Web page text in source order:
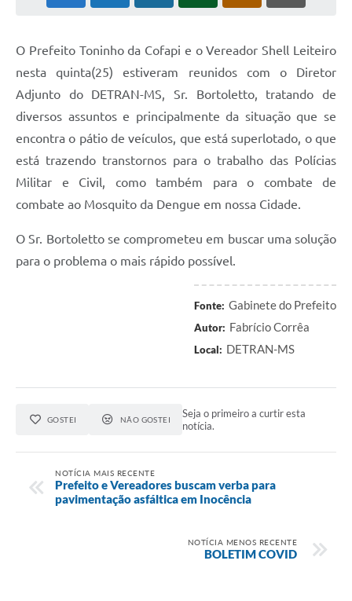
Instrumentos de Gestão - SAÚDE
Recursos Liberados
Plano Estratégico
Empresa Inidônea
LGPD - Governo Digital
licenciamento ambiental
O Prefeito Toninho da Cofapi e o Vereador Shell Leiteiro
nesta quinta(25) estiveram reunidos com o Diretor
Adjunto do DETRAN-MS, Sr. Bortoletto, tratando de
diversos assuntos e principalmente da situação que se
encontra o pátio de veículos, que está superlotado, o que
está trazendo transtornos para o trabalho das Polícias
Militar e Civil, como também para o combate de
combate ao Mosquito da Dengue em nossa Cidade.
O Sr. Bortoletto se comprometeu em buscar uma solução
para o problema o mais rápido possível.
Fonte: Gabinete do Prefeito
Autor: Fabrício Corrêa
Local: DETRAN-MS
GOSTEI NÃO GOSTEI
Seja o primeiro a curtir esta
notícia.
NOTÍCIA MAIS RECENTE
Prefeito e Vereadores buscam verba para
pavimentação asfáltica em Inocência
NOTÍCIA MENOS RECENTE
BOLETIM COVID